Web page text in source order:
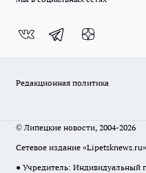
Редакционная политика
© Липецкие новости, 2004-2026
Сетевое издание «Lipetsknews.ru»
● Учредитель: Индивидуальный